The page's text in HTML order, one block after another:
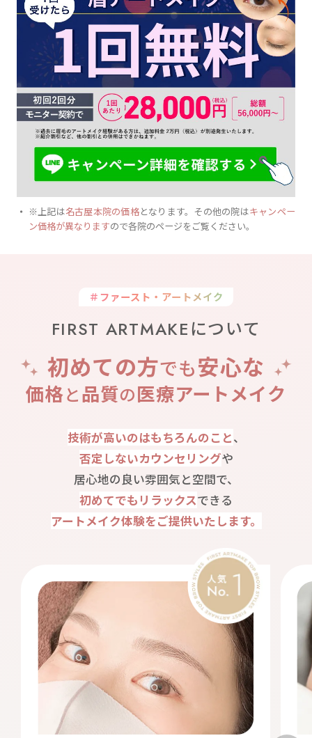
※上記は名古屋本院の価格となります。その他の院はキャンペー
ン価格が異なりますので各院のページをご覧ください。
＃ファースト・アートメイク
FIRST ARTMAKEについて
初めての方でも安心な
価格と品質の医療アートメイク
技術が高いのはもちろんのこと、
否定しないカウンセリングや
居心地の良い雰囲気と空間で、
初めてでもリラックスできる
アートメイク体験をご提供いたします。